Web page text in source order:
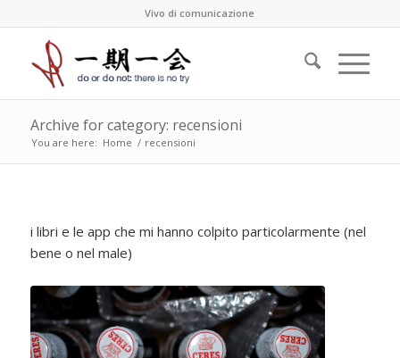
Vivo di comunicazione
Archive for category: recensioni
You are here: Home / recensioni
i libri e le app che mi hanno colpito particolarmente (nel
bene o nel male)